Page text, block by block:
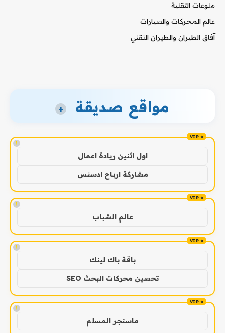
منوعات التقنية
عالم المحركات والسيارات
آفاق الطيران والطيران التقني
مواقع صديقة +
!
اول اثنين ريادة اعمال
مشاركة ارباح ادسنس
!
عالم الشباب
!
باقة باك لينك
تحسين محركات البحث SEO
!
ماسنجر المسلم